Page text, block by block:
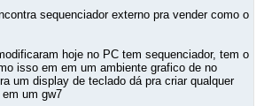
sequenciador externo pra vender como o
hoje no PC tem sequenciador, tem o
isso em em um ambiente grafico de no
um display de teclado dá pra criar qualquer
um gw7